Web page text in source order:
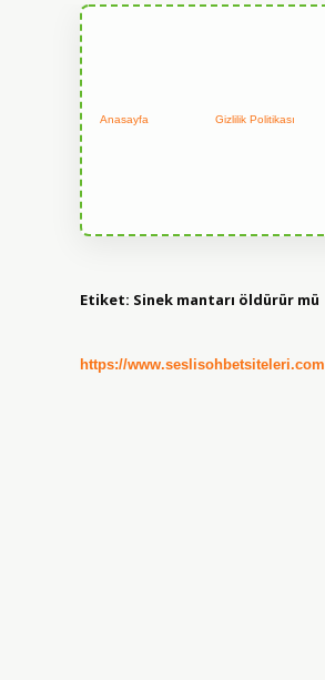
Anasayfa Gizlilik Politikası
Etiket: Sinek mantarı öldürür mü
https://www.seslisohbetsiteleri.com